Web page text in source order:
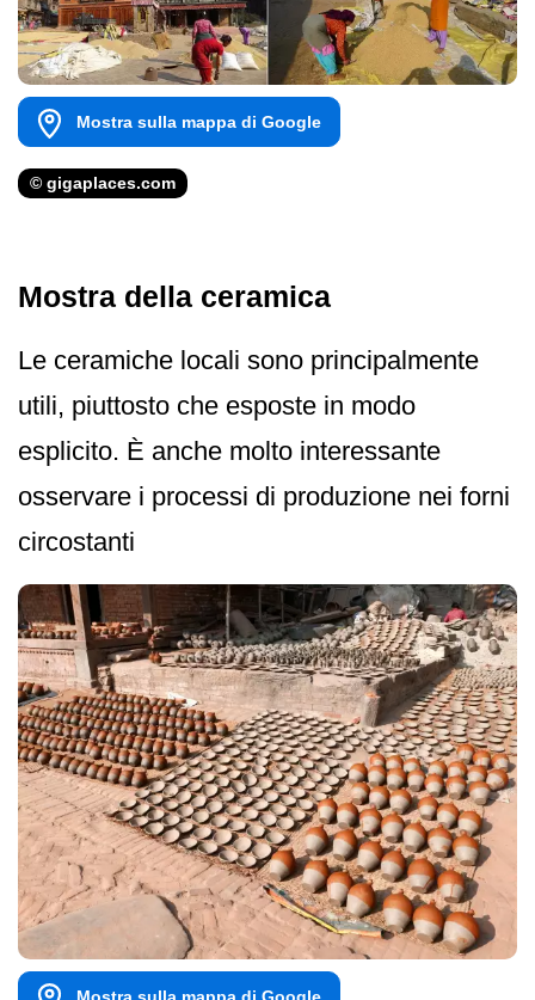
Mostra sulla mappa di Google
© gigaplaces.com
Mostra della ceramica
Le ceramiche locali sono principalmente
utili, piuttosto che esposte in modo
esplicito. È anche molto interessante
osservare i processi di produzione nei forni
circostanti